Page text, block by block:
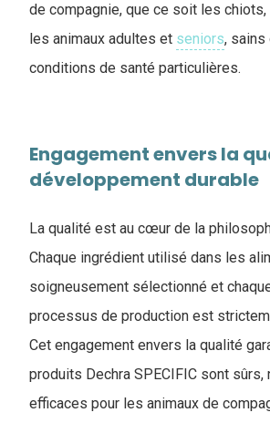
de compagnie, que ce soit les
les animaux adultes et seniors, sains
conditions de santé particulières.
Engagement envers la
développement durable
La qualité est au cœur de la
Chaque ingrédient utilisé dans les
soigneusement sélectionné et
processus de production est
Cet engagement envers la qualité
produits Dechra SPECIFIC sont
efficaces pour les animaux de